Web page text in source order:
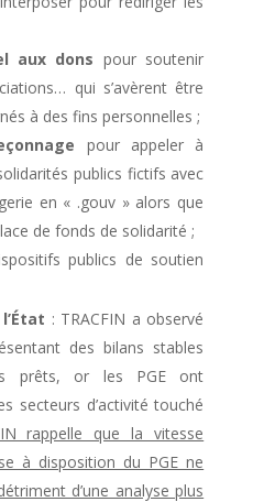
aux dons pour soutenir
qui s’avèrent être
à des fins personnelles ;
pour appeler à
publics fictifs avec
en « .gouv » alors que
de fonds de solidarité ;
publics de soutien
: TRACFIN a observé
des bilans stables
prêts, or les PGE ont
secteurs d’activité touché
rappelle que la vitesse
à disposition du PGE ne
d’une analyse plus